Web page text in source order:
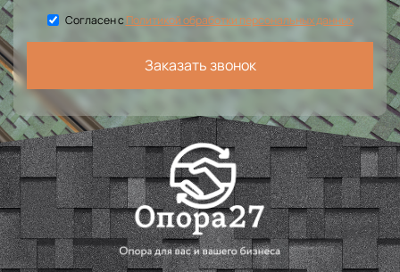
Согласен сПолитикой обработки персональных данных
Заказать звонок